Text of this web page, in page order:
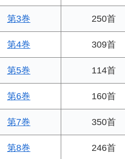
第3巻 250首
第4巻 309首
第5巻 114首
第6巻 160首
第7巻 350首
第8巻 246首